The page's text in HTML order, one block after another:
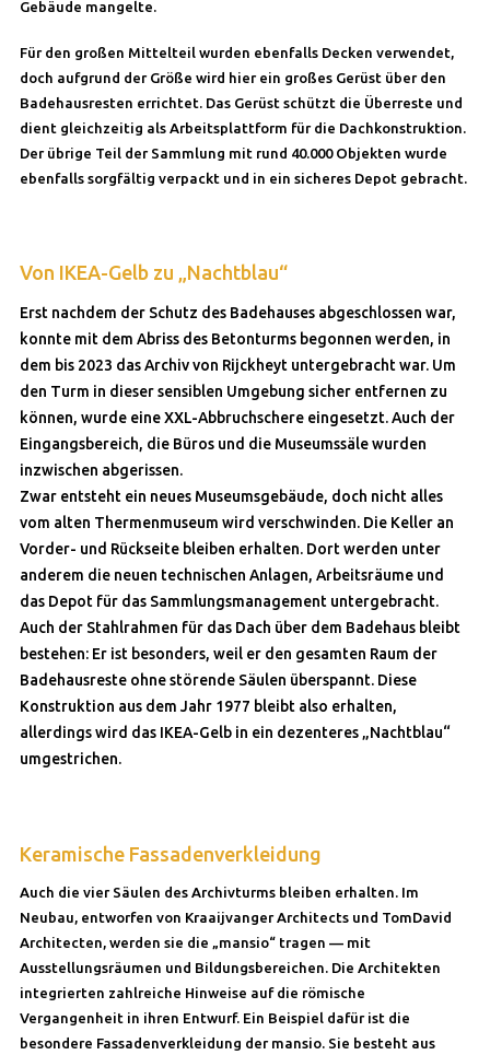
Gebäude mangelte.
Für den großen Mittelteil wurden ebenfalls Decken verwendet,
doch aufgrund der Größe wird hier ein großes Gerüst über den
Badehausresten errichtet. Das Gerüst schützt die Überreste und
dient gleichzeitig als Arbeitsplattform für die Dachkonstruktion.
Der übrige Teil der Sammlung mit rund 40.000 Objekten wurde
ebenfalls sorgfältig verpackt und in ein sicheres Depot gebracht.
Von IKEA-Gelb zu „Nachtblau“
Erst nachdem der Schutz des Badehauses abgeschlossen war,
konnte mit dem Abriss des Betonturms begonnen werden, in
dem bis 2023 das Archiv von Rijckheyt untergebracht war. Um
den Turm in dieser sensiblen Umgebung sicher entfernen zu
können, wurde eine XXL-Abbruchschere eingesetzt. Auch der
Eingangsbereich, die Büros und die Museumssäle wurden
inzwischen abgerissen.
Zwar entsteht ein neues Museumsgebäude, doch nicht alles
vom alten Thermenmuseum wird verschwinden. Die Keller an
Vorder- und Rückseite bleiben erhalten. Dort werden unter
anderem die neuen technischen Anlagen, Arbeitsräume und
das Depot für das Sammlungsmanagement untergebracht.
Auch der Stahlrahmen für das Dach über dem Badehaus bleibt
bestehen: Er ist besonders, weil er den gesamten Raum der
Badehausreste ohne störende Säulen überspannt. Diese
Konstruktion aus dem Jahr 1977 bleibt also erhalten,
allerdings wird das IKEA-Gelb in ein dezenteres „Nachtblau“
umgestrichen.
Keramische Fassadenverkleidung
Auch die vier Säulen des Archivturms bleiben erhalten. Im
Neubau, entworfen von Kraaijvanger Architects und TomDavid
Architecten, werden sie die „mansio“ tragen — mit
Ausstellungsräumen und Bildungsbereichen. Die Architekten
integrierten zahlreiche Hinweise auf die römische
Vergangenheit in ihren Entwurf. Ein Beispiel dafür ist die
besondere Fassadenverkleidung der mansio. Sie besteht aus